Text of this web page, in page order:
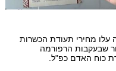
עלו מחירי תעודת הכשרות
בחודש, לאחר שבעקבות הרפורמה
כוח האדם כפ"ל.